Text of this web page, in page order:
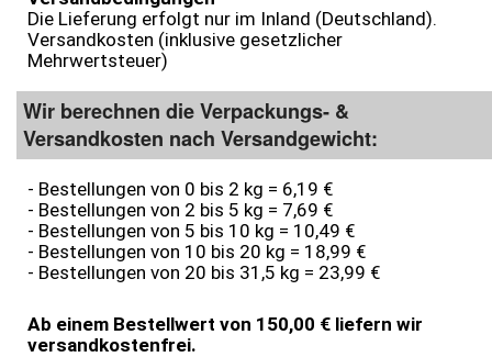
Für den Garten
Kontakt
Onlineshop
Die Lieferung erfolgt nur im Inland (Deutschland).
Versandkosten (inklusive gesetzlicher
Mehrwertsteuer)
Wir berechnen die Verpackungs- &
Versandkosten nach Versandgewicht:
- Bestellungen von 0 bis 2 kg = 6,19 €
- Bestellungen von 2 bis 5 kg = 7,69 €
- Bestellungen von 5 bis 10 kg = 10,49 €
- Bestellungen von 10 bis 20 kg = 18,99 €
- Bestellungen von 20 bis 31,5 kg = 23,99 €
Ab einem Bestellwert von 150,00 € liefern wir
versandkostenfrei.